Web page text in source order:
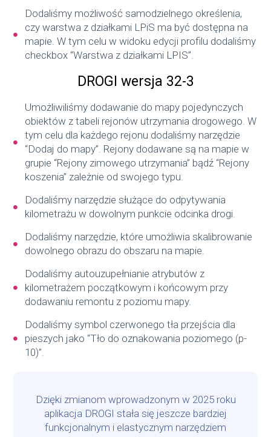
Dodaliśmy możliwość samodzielnego określenia,
czy warstwa z działkami LPiS ma być dostępna na
mapie. W tym celu w widoku edycji profilu dodaliśmy
checkbox “Warstwa z działkami LPIS”.
DROGI wersja 32-3
Umożliwiliśmy dodawanie do mapy pojedynczych
obiektów z tabeli rejonów utrzymania drogowego. W
tym celu dla każdego rejonu dodaliśmy narzędzie
“Dodaj do mapy”. Rejony dodawane są na mapie w
grupie “Rejony zimowego utrzymania” bądź “Rejony
koszenia” zależnie od swojego typu.
Dodaliśmy narzędzie służące do odpytywania
kilometrażu w dowolnym punkcie odcinka drogi.
Dodaliśmy narzędzie, które umożliwia skalibrowanie
dowolnego obrazu do obszaru na mapie.
Dodaliśmy autouzupełnianie atrybutów z
kilometrażem początkowym i końcowym przy
dodawaniu remontu z poziomu mapy.
Dodaliśmy symbol czerwonego tła przejścia dla
pieszych jako “Tło do oznakowania poziomego (p-
10)”.
Dzięki zmianom wprowadzonym w 2025 roku
aplikacja DROGI stała się jeszcze bardziej
funkcjonalnym i elastycznym narzędziem